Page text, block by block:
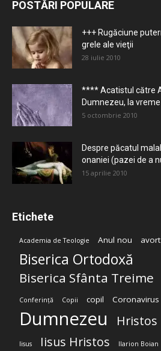
POSTĂRI POPULARE
+++ Rugăciune
grele ale vieţii
28 iulie 2010
**** Acatistul către
Dumnezeu, la
5 octombrie 2010
Despre păcatul
onaniei (pazei de a
15 aprilie 2010
Etichete
Academia de Teologie Anul nou avort
Biserica Ortodoxă
Biserica Sfânta Treime
Conferință Copii copil Coronavirus
Dumnezeu Hristos
Iisus Iisus Hristos Ilarion Boian